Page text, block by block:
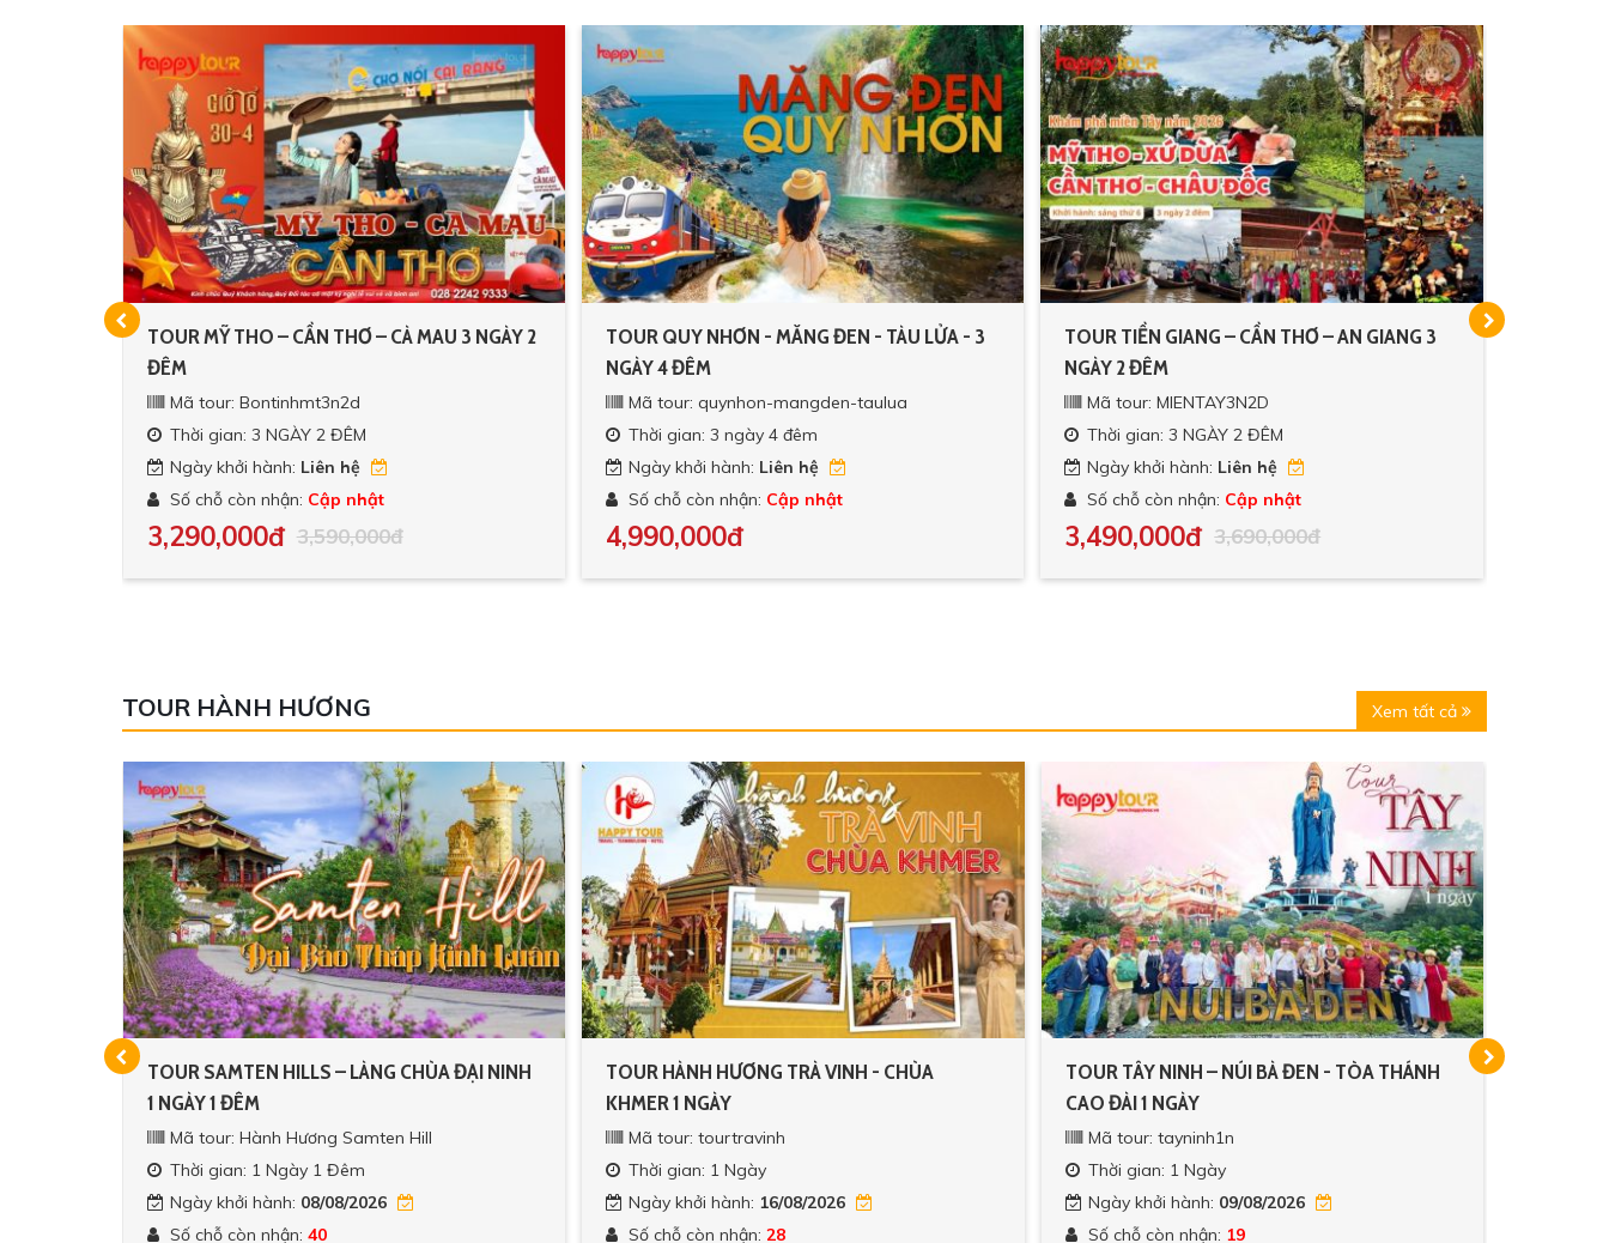
TOUR MỸ THO – CẦN THƠ – CÀ MAU 3 NGÀY 2
ĐÊM
Mã tour: Bontinhmt3n2d
Thời gian: 3 NGÀY 2 ĐÊM
Ngày khởi hành: Liên hệ
Số chỗ còn nhận: Cập nhật
3,290,000đ 3,590,000đ
TOUR QUY NHƠN - MĂNG ĐEN - TÀU LỬA - 3
NGÀY 4 ĐÊM
Mã tour: quynhon-mangden-taulua
Thời gian: 3 ngày 4 đêm
Ngày khởi hành: Liên hệ
Số chỗ còn nhận: Cập nhật
4,990,000đ
TOUR TIỀN GIANG – CẦN THƠ – AN GIANG 3
NGÀY 2 ĐÊM
Mã tour: MIENTAY3N2D
Thời gian: 3 NGÀY 2 ĐÊM
Ngày khởi hành: Liên hệ
Số chỗ còn nhận: Cập nhật
3,490,000đ 3,690,000đ
TOUR HÀNH HƯƠNG Xem tất cả
TOUR SAMTEN HILLS – LÀNG CHÙA ĐẠI NINH
1 NGÀY 1 ĐÊM
Mã tour: Hành Hương Samten Hill
Thời gian: 1 Ngày 1 Đêm
Ngày khởi hành: 08/08/2026
Số chỗ còn nhận: 40
TOUR HÀNH HƯƠNG TRÀ VINH - CHÙA
KHMER 1 NGÀY
Mã tour: tourtravinh
Thời gian: 1 Ngày
Ngày khởi hành: 16/08/2026
Số chỗ còn nhận:28
TOUR TÂY NINH – NÚI BÀ ĐEN - TÒA THÁNH
CAO ĐÀI 1 NGÀY
Mã tour: tayninh1n
Thời gian: 1 Ngày
Ngày khởi hành: 09/08/2026
Số chỗ còn nhận: 19